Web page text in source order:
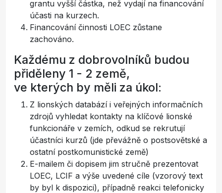
grantu vyšší částka, než vydají na financování
účasti na kurzech.
Financování činnosti LOEC zůstane
zachováno.
Každému z dobrovolníků budou
přiděleny 1 - 2 země,
ve kterých by měli za úkol:
Z lionských databází i veřejných informačních
zdrojů vyhledat kontakty na klíčové lionské
funkcionáře v zemích, odkud se rekrutují
účastníci kurzů (jde převážně o postsovětské a
ostatní postkomunistické země)
E-mailem či dopisem jim stručně prezentovat
LOEC, LCIF a výše uvedené cíle (vzorový text
by byl k dispozici), případně reakci telefonicky